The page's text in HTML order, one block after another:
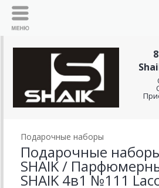
Подарочные наборы
Подарочные
SHAIK /
SHAIK 4в1 №111